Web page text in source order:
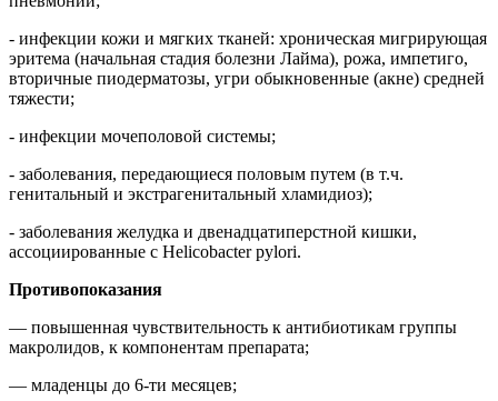
- инфекции кожи и мягких тканей: хроническая мигрирующая
эритема (начальная стадия болезни Лайма), рожа, импетиго,
вторичные пиодерматозы, угри обыкновенные (акне) средней
тяжести;
- инфекции мочеполовой системы;
- заболевания, передающиеся половым путем (в т.ч.
генитальный и экстрагенитальный хламидиоз);
- заболевания желудка и двенадцатиперстной кишки,
ассоциированные с Helicobacter pylori.
Противопоказания
— повышенная чувствительность к антибиотикам группы
макролидов, к компонентам препарата;
— младенцы до 6-ти месяцев;